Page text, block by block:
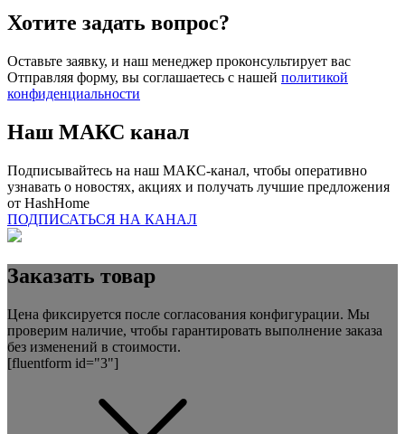
Хотите задать вопрос?
Оставьте заявку, и наш менеджер проконсультирует вас
Отправляя форму, вы соглашаетесь с нашей политикой
конфиденциальности
Наш МАКС канал
Подписывайтесь на наш МАКС-канал, чтобы оперативно
узнавать о новостях, акциях и получать лучшие предложения
от HashHome
ПОДПИСАТЬСЯ НА КАНАЛ
Заказать товар
Цена фиксируется после согласования конфигурации. Мы
проверим наличие, чтобы гарантировать выполнение заказа
без изменений в стоимости.
[fluentform id="3"]